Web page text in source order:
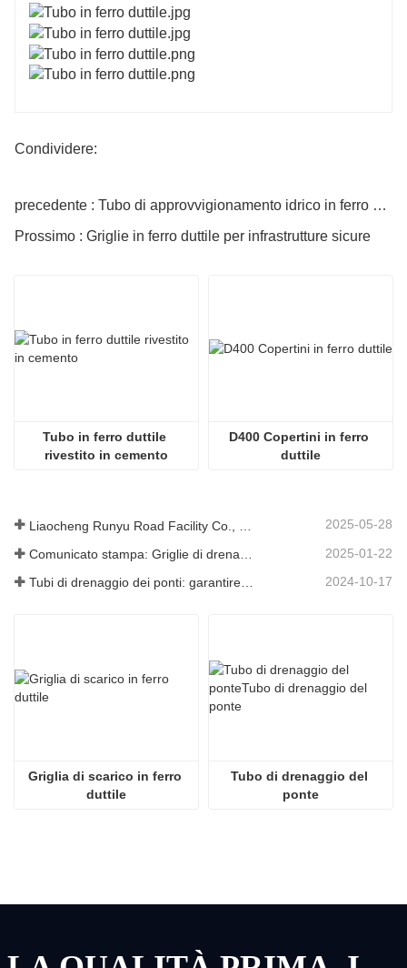
Condividere:
precedente : Tubo di approvvigionamento idrico in ferro duttile
Prossimo : Griglie in ferro duttile per infrastrutture sicure
Tubo in ferro duttile
rivestito in cemento
D400 Copertini in ferro
duttile
2025-05-28
2025-01-22
Tubi di drenaggio dei ponti: garantire una gestione efficiente dell'acqua nelle infrastrutture moderne 2024-10-17
Griglia di scarico in ferro
duttile
Tubo di drenaggio del
ponte